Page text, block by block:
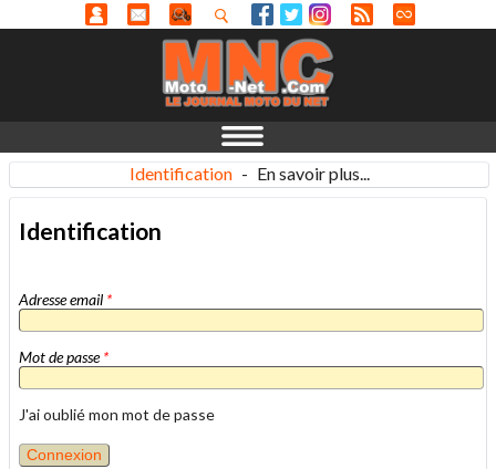
Identification - En savoir plus...
Identification
Adresse email *
Mot de passe*
J'ai oublié mon mot de passe